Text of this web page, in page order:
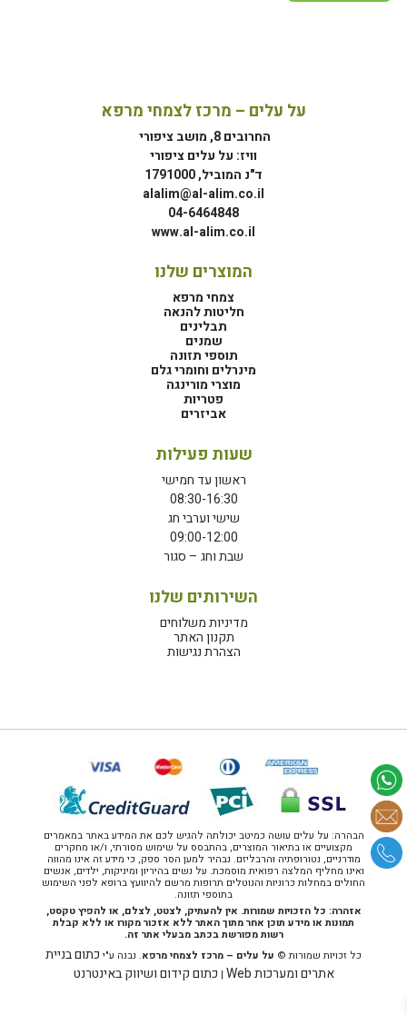
על עלים – מרכז לצמחי מרפא
החרובים 8, מושב ציפורי
וויז: על עלים ציפורי
ד"נ המוביל, 1791000
alalim@al-alim.co.il
04-6464848
www.al-alim.co.il
המוצרים שלנו
צמחי מרפא
חליטות להנאה
תבלינים
שמנים
תוספי תזונה
מינרלים וחומרי גלם
מוצרי מורינגה
פטריות
אביזרים
שעות פעילות
ראשון עד חמישי
08:30-16:30
שישי וערבי חג
09:00-12:00
שבת וחג – סגור
השירותים שלנו
מדיניות משלוחים
תקנון האתר
הצהרת נגישות
הבהרה: על עלים עושה כמיטב יכולתה להגיש לכם את המידע באתר במאמרים
מקצועיים או בתיאור המוצרים, בהתבסס על שימוש מסורתי, ו/או מחקרים
מודרניים, נטורופתיה והרבליזם. נבהיר למען הסר ספק, כי מידע זה אינו מהווה
ואינו מחליף המלצה רפואית מוסמכת. על נשים בהיריון ומיניקות, ילדים, אנשים
החולים במחלות כרוניות והנוטלים תרופות מרשם להיוועץ ברופא לפני השימוש
בתוספי תזונה.
אזהרה: כל הזכויות שמורות. אין להעתיק, לצטט, לצלם, או להפיץ טקסט,
תמונות או מידע תוכן אחר מתוך האתר ללא אזכור מקורו או ללא קבלת
רשות מפורשת בכתב מבעלי אתר זה.
כל זכויות שמורות © על עלים – מרכז לצמחי מרפא. נבנה ע"יכתום בניית
אתרים ומערכות Web
| כתום קידום ושיווק באינטרנט